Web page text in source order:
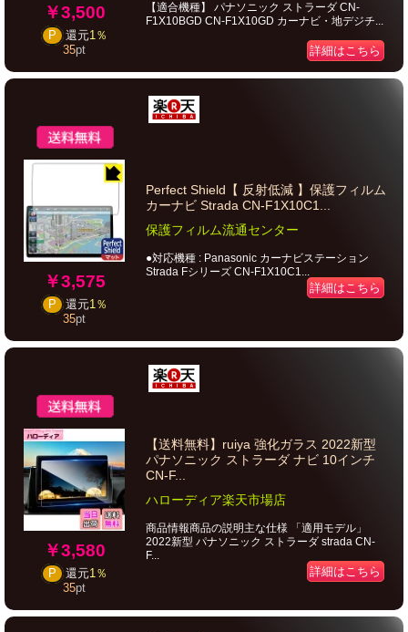
￥3,500
P 還元1％
35pt
【適合機種】 パナソニック ストラーダ CN-
F1X10BGD CN-F1X10GD カーナビ・地デジチ...
詳細はこちら
￥3,575
P 還元1％
35pt
Perfect Shield【 反射低減 】保護フィルム
カーナビ Strada CN-F1X10C1...
保護フィルム流通センター
●対応機種 : Panasonic カーナビステーション
Strada Fシリーズ CN-F1X10C1...
詳細はこちら
￥3,580
P 還元1％
35pt
【送料無料】ruiya 強化ガラス 2022新型
パナソニック ストラーダ ナビ 10インチ
CN-F...
ハローディア楽天市場店
商品情報商品の説明主な仕様 「適用モデル」
2022新型 パナソニック ストラーダ strada CN-
F...
詳細はこちら